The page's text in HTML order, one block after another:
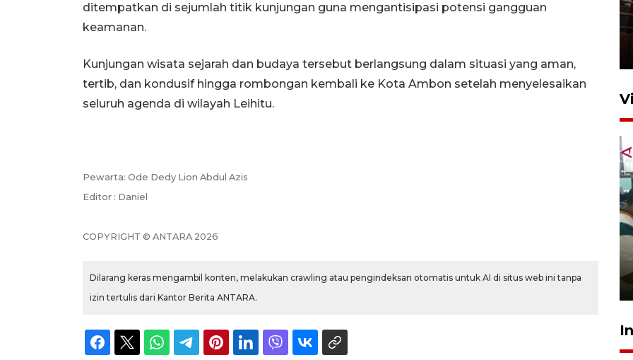
ditempatkan di sejumlah titik kunjungan guna mengantisipasi potensi gangguan
keamanan.
Kunjungan wisata sejarah dan budaya tersebut berlangsung dalam situasi yang aman,
tertib, dan kondusif hingga rombongan kembali ke Kota Ambon setelah menyelesaikan
seluruh agenda di wilayah Leihitu.
Pewarta: Ode Dedy Lion Abdul Azis
Editor : Daniel
COPYRIGHT © ANTARA 2026
Dilarang keras mengambil konten, melakukan crawling atau pengindeksan otomatis untuk AI di situs web ini tanpa
izin tertulis dari Kantor Berita ANTARA.
Unjuk rasa protes penataan
23 Juli 2026 14:28